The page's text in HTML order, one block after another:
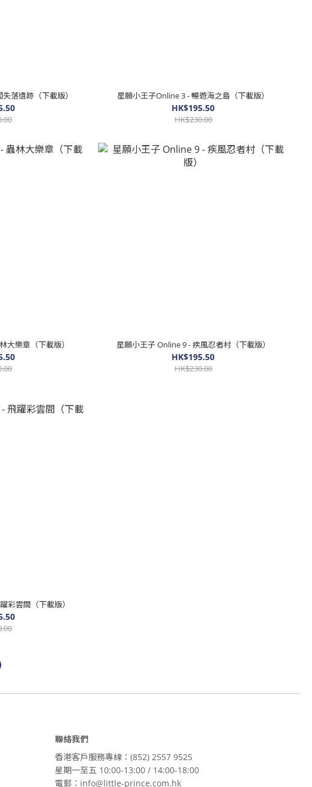
落遺跡（下載版） 星願小王子Online 3 - 暢遊海之島（下載版）
HK$195.50
HK$230.00
大樂章（下載版） 星願小王子 Online 9 - 疾風忍者村（下載版）
HK$195.50
HK$230.00
彩雲間（下載版）
聯絡我們
香港客戶服務專線：(852) 2557 9525
星期一至五 10:00-13:00 / 14:00-18:00
電郵：info@little-prince.com.hk